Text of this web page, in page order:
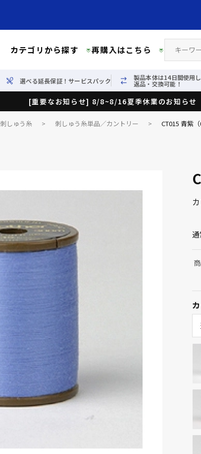
カテゴリから探す 再購入はこちら
選べる延長保証！サービスパック 製品本体は14日間使用
返品・交換可能！
[重要なお知らせ] 8/8~8/16夏季休業のお知らせ
刺しゅう糸 > 刺しゅう糸単品／カントリー > CT015 青紫（